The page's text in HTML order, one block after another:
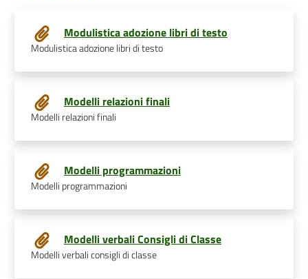
Modulistica adozione libri di testo
Modulistica adozione libri di testo
Modelli relazioni finali
Modelli relazioni finali
Modelli programmazioni
Modelli programmazioni
Modelli verbali Consigli di Classe
Modelli verbali consigli di classe